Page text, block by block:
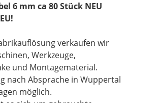
6 mm ca 80 Stück NEU
verkaufen wir
Werkzeuge,
und Montagematerial.
nach Absprache in Wuppertal
möglich.